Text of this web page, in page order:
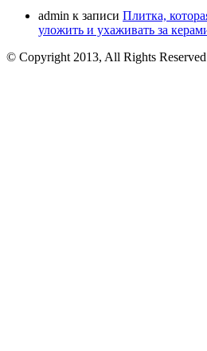
admin к записи Плитка,
уложить и ухаживать за
© Copyright 2013, All Rights